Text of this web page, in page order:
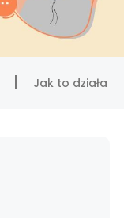
Jak to działa